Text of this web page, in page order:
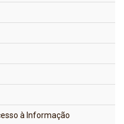
à Informação